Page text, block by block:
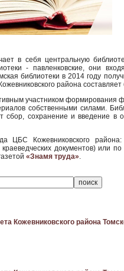
в себя центральную
- павленковские, они
библиотеки в 2014 году
района
участником формирования
собственными силами.
сохранение и введение в
ЦБС Кожевниковского
документов) или
«Знамя труда».
Кожевниковского района